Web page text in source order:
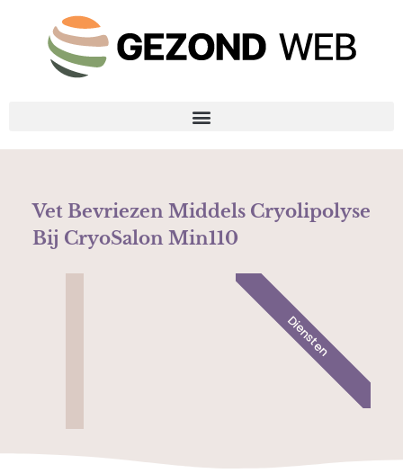
Vet Bevriezen Middels Cryolipolyse
Bij CryoSalon Min110
Diensten